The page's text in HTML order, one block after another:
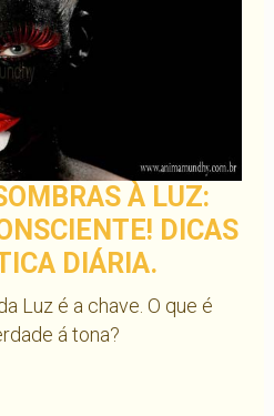
À LUZ:
DICAS
DIÁRIA.
Luz é a chave. O que é
á tona?